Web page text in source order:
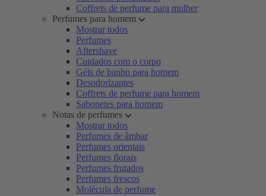
Coffrets de perfume para mulher
Perfumes para homem
Mostrar todos
Perfumes
Aftershave
Cuidados com o corpo
Géis de banho para homem
Desodorizantes
Coffrets de perfume para homem
Sabonetes para homem
Notas de perfumes
Mostrar todos
Perfumes de âmbar
Perfumes orientais
Perfumes florais
Perfumes frutados
Perfumes frescos
Molécula de perfume